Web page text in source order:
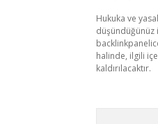
Hukuka ve
düşündüğünüz
halinde, ilgili
kaldırılacaktır.